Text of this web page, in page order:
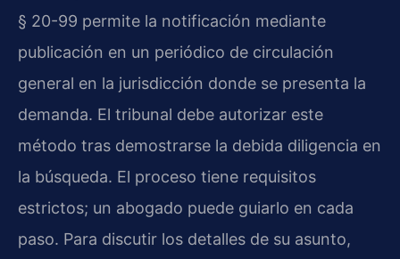
§ 20-99 permite la notificación mediante
publicación en un periódico de circulación
general en la jurisdicción donde se presenta la
demanda. El tribunal debe autorizar este
método tras demostrarse la debida diligencia en
la búsqueda. El proceso tiene requisitos
estrictos; un abogado puede guiarlo en cada
paso. Para discutir los detalles de su asunto,